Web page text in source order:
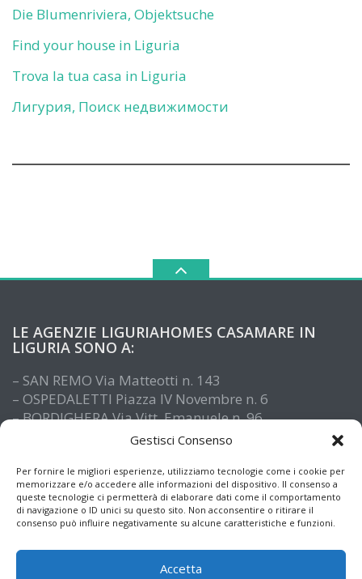
Gestisci Consenso
Per fornire le migliori esperienze, utilizziamo tecnologie come i cookie per
memorizzare e/o accedere alle informazioni del dispositivo. Il consenso a
queste tecnologie ci permetterà di elaborare dati come il comportamento
di navigazione o ID unici su questo sito. Non acconsentire o ritirare il
consenso può influire negativamente su alcune caratteristiche e funzioni.
Accetta
Die Blumenriviera, Objektsuche
Find your house in Liguria
Trova la tua casa in Liguria
Лигурия, Поиск недвижимости
LE AGENZIE LIGURIAHOMES CASAMARE IN
LIGURIA SONO A:
– SAN REMO Via Matteotti n. 143
– OSPEDALETTI Piazza IV Novembre n. 6
– BORDIGHERA Via Vitt. Emanuele n. 96
– IMPERIA Piazza De Amicis n. 15
– ALASSIO Via XX Settembre n. 61